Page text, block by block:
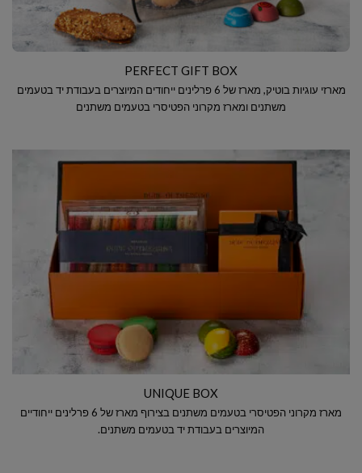
PERFECT GIFT BOX
מארזי עוגיות בוטיק, מארז של 6 פרלינים ייחודים המיוצרים בעבודת יד בטעמים
משתנים ומארז מקרוני הפטיסרי בטעמים משתנים
UNIQUE BOX
מארז מקרוני הפטיסרי בטעמים משתנים בצירוף מארז של 6 פרלינים ייחודיים
המיוצרים בעבודת יד בטעמים משתנים.